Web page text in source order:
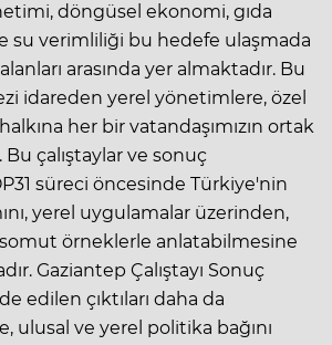
döngüsel ekonomi, gıda
su verimliliği bu hedefe ulaşmada
arasında yer almaktadır. Bu
idareden yerel yönetimlere, özel
her bir vatandaşımızın ortak
çalıştaylar ve sonuç
süreci öncesinde Türkiye'nin
yerel uygulamalar üzerinden,
somut örneklerle anlatabilmesine
Gaziantep Çalıştayı Sonuç
edilen çıktıları daha da
ulusal ve yerel politika bağını